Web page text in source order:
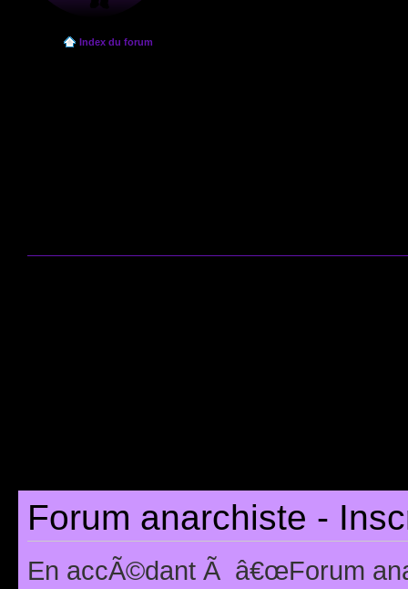
Index du forum
Forum anarchiste -
En accÃ©dant Ã â€œForum